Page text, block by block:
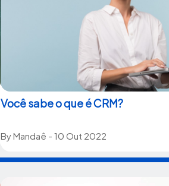
Você sabe o que é CRM?
ByMandaê - 10 Out 2022